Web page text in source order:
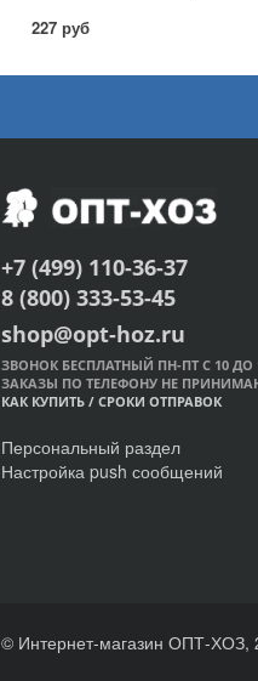
227 руб
+7 (499) 110-36-37
8 (800) 333-53-45
shop@opt-hoz.ru
ЗВОНОК БЕСПЛАТНЫЙ ПН-ПТ С 10 ДО
ЗАКАЗЫ ПО ТЕЛЕФОНУ НЕ
КАК КУПИТЬ / СРОКИ ОТПРАВОК
Персональный раздел
Настройка push сообщений
© Интернет-магазин ОПТ-ХОЗ,